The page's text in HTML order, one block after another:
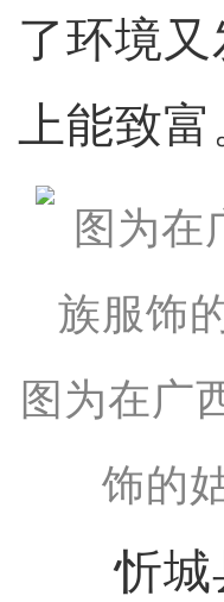
了环境
上能致富
图为在广
饰的
忻城县